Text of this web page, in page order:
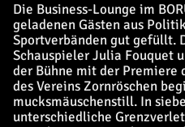
Die Business-Lounge im
geladenen Gästen aus
Sportverbänden gut gefüllt.
Schauspieler Julia Fouquet
der Bühne mit der Premiere
des Vereins Zornröschen
mucksmäuschenstill. In
unterschiedliche